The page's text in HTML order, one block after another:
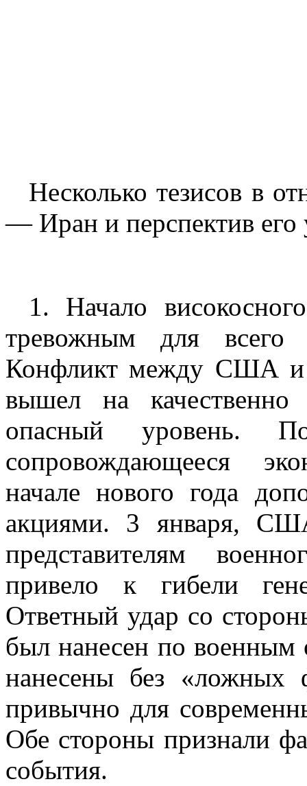
Несколько тезисов в
— Иран и перспектив его
1. Начало
тревожным для всего
Конфликт между США и
вышел на
опасный уровень.
сопровождающееся
начале нового года
акциями. 3 января,
представителям
привело к гибели
Ответный удар со
был нанесен по
нанесены без «ложных
привычно для
Обе стороны признали
события.